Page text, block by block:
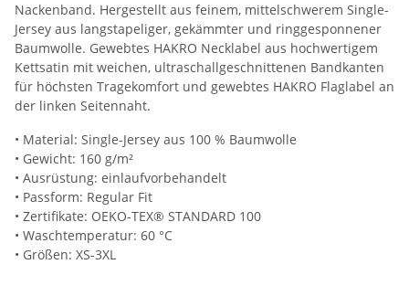
Nackenband. Hergestellt aus feinem, mittelschwerem Single-
Jersey aus langstapeliger, gekämmter und ringgesponnener
Baumwolle. Gewebtes HAKRO Necklabel aus hochwertigem
Kettsatin mit weichen, ultraschallgeschnittenen Bandkanten
für höchsten Tragekomfort und gewebtes HAKRO Flaglabel an
der linken Seitennaht.
• Material: Single-Jersey aus 100 % Baumwolle
• Gewicht: 160 g/m²
• Ausrüstung: einlaufvorbehandelt
• Passform: Regular Fit
• Zertifikate: OEKO-TEX® STANDARD 100
• Waschtemperatur: 60 °C
• Größen: XS-3XL